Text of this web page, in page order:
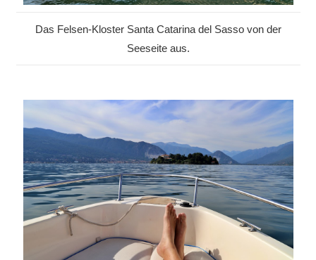
Das Felsen-Kloster Santa Catarina del Sasso von der
Seeseite aus.